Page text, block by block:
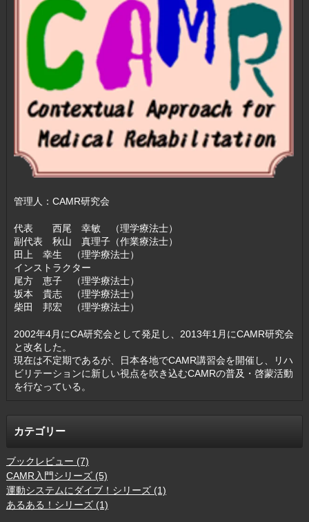
管理人：CAMR研究会
代表 西尾 幸敏 （理学療法士）
副代表 秋山 真理子（作業療法士）
田上 幸生 （理学療法士）
インストラクター
尾方 恵子 （理学療法士）
坂本 貴志 （理学療法士）
柴田 邦宏 （理学療法士）
2002年4月にCA研究会として発足し、2013年1月にCAMR研究会
と改名した。
現在は不定期であるが、日本各地でCAMR講習会を開催し、リハ
ビリテーションに新しい視点を吹き込むCAMRの普及・啓蒙活動
を行なっている。
カテゴリー
ブックレビュー (7)
CAMR入門シリーズ (5)
運動システムにダイブ！シリーズ (1)
あるある！シリーズ (1)